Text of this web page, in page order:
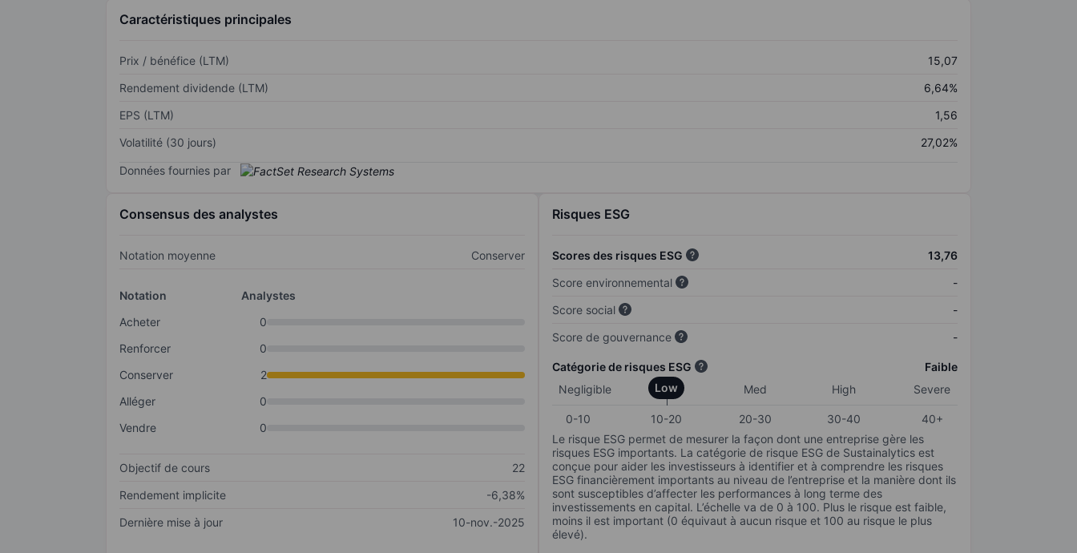
Caractéristiques principales
Prix / bénéfice (LTM)
15,07
Rendement dividende (LTM)
6,64%
EPS (LTM)
1,56
Volatilité (30 jours)
27,02%
Données fournies par
Consensus des analystes
Notation moyenne Conserver
Notation
Analystes
Acheter
0
Renforcer
0
Conserver
2
Alléger
0
Vendre
0
Objectif de cours
22
Rendement implicite
-6,38%
Dernière mise à jour
10-nov.-2025
Risques ESG
Scores des risques ESG
13,76
Score environnemental
-
Score social
-
Score de gouvernance
-
Catégorie de risques ESG
Faible
Negligible
Low Med High Severe
0-10 10-20 20-30 30-40
40+
Le risque ESG permet de mesurer la façon dont une entreprise gère les
risques ESG importants. La catégorie de risque ESG de Sustainalytics est
conçue pour aider les investisseurs à identifier et à comprendre les risques
ESG financièrement importants au niveau de l’entreprise et la manière dont ils
sont susceptibles d’affecter les performances à long terme des
investissements en capital. L’échelle va de 0 à 100. Plus le risque est faible,
moins il est important (0 équivaut à aucun risque et 100 au risque le plus
élevé).